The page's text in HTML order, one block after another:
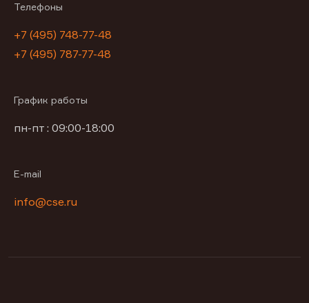
Телефоны
+7 (495) 748-77-48
+7 (495) 787-77-48
График работы
пн-пт : 09:00-18:00
E-mail
info@cse.ru